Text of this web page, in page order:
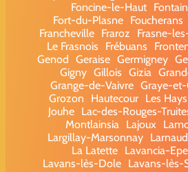
Foncine-le-Haut
Fort-du-Plasne Foucherans
Francheville
Fraroz Frasne-
Le Frasnois
Frébuans
Genod Geraise Germigney
Gigny Gillois Gizia
Grange-de-Vaivre Graye-
Grozon
Hautecour Les Hays
Jouhe Lac-des-Rouges-
Montlainsia
Lajoux
Largillay-Marsonnay Larnaud
La Latette Lavancia-
Lavans-lès-Dole
Lavans-lès-